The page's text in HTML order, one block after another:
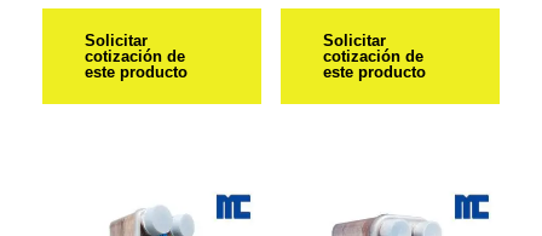
Solicitar
cotización de
este producto
Solicitar
cotización de
este producto